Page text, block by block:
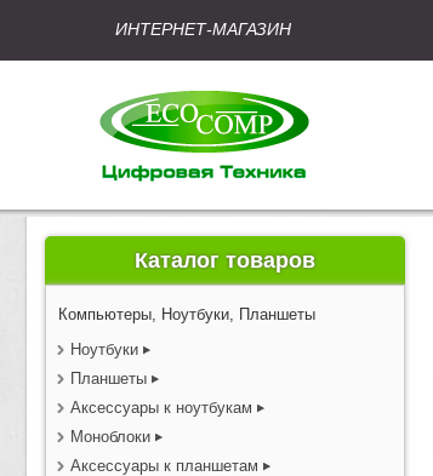
ИНТЕРНЕТ-МАГАЗИН
Каталог товаров
Компьютеры, Ноутбуки, Планшеты
Ноутбуки
Планшеты
Аксессуары к ноутбукам
Моноблоки
Аксессуары к планшетам